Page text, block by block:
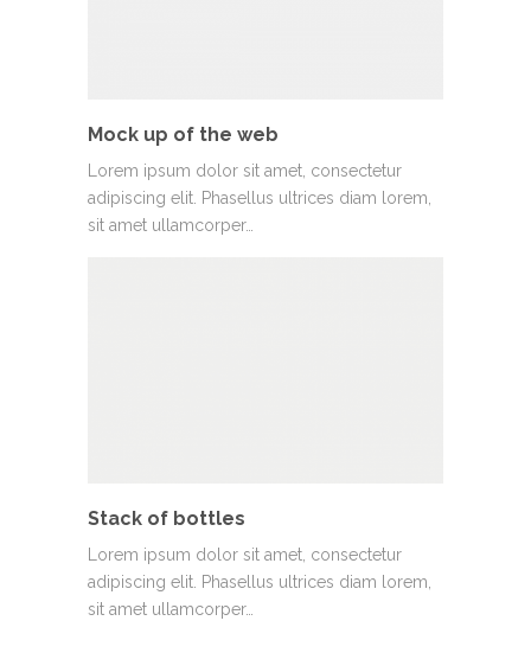
Mock up of the web
Lorem ipsum dolor sit amet, consectetur
adipiscing elit. Phasellus ultrices diam lorem,
sit amet ullamcorper…
Stack of bottles
Lorem ipsum dolor sit amet, consectetur
adipiscing elit. Phasellus ultrices diam lorem,
sit amet ullamcorper…